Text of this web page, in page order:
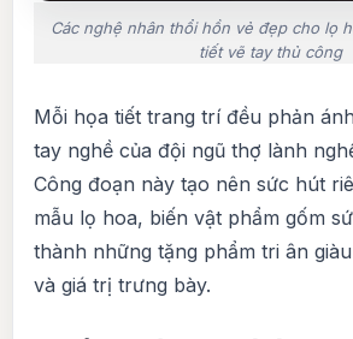
Các nghệ nhân thổi hồn vẻ đẹp cho lọ
tiết vẽ tay thủ công
Mỗi họa tiết trang trí đều phản
tay nghề của đội ngũ thợ lành
Công đoạn này tạo nên sức hút
mẫu lọ hoa, biến vật phẩm gốm
thành những tặng phẩm tri ân
và giá trị trưng bày.